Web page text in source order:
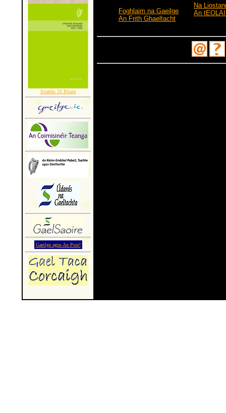
Stratéis 20 Bliain
Gaeilge agus An Post!
Foghlaim na Gaeilge
An Frith Ghaeltacht
Na
An